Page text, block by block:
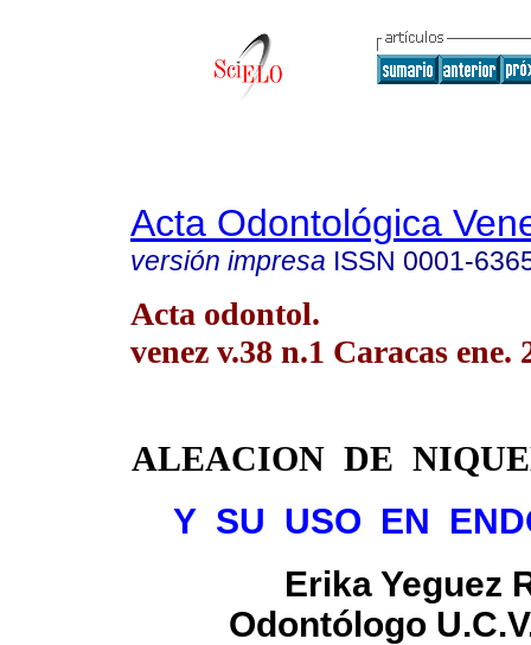
Acta Odontológica
versión impresa ISSN 0001-
Acta odontol.
venez v.38 n.1 Caracas ene.
ALEACION DE
Y SU USO EN
Erika Yeguez
Odontólogo